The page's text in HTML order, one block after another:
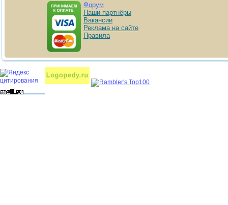
Форум
Наши партнёры
Вакансии
Реклама на сайте
Правила